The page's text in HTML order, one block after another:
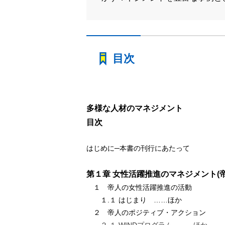
目次
多様な人材のマネジメント
目次
はじめに─本書の刊行にあたって
第１章 女性活躍推進のマネジメント(
１ 帝人の女性活躍推進の活動
１.１ はじまり ……ほか
２ 帝人のポジティブ・アクション